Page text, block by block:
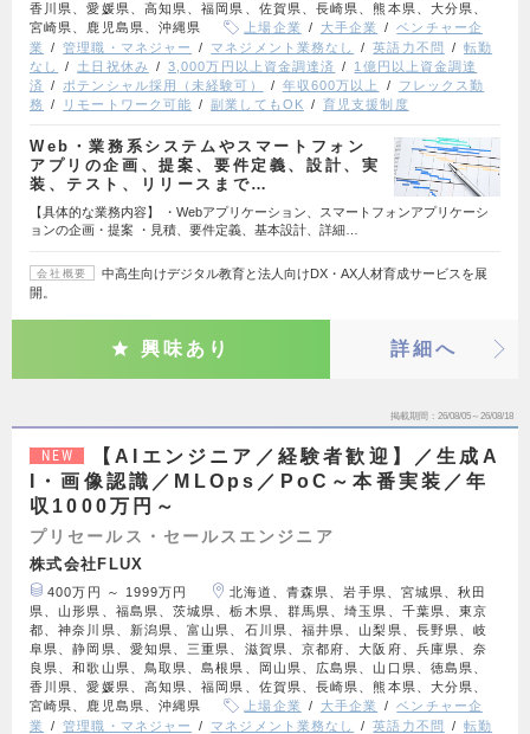
香川県、愛媛県、高知県、福岡県、佐賀県、長崎県、熊本県、大分県、
宮崎県、鹿児島県、沖縄県
上場企業 大手企業
ベンチャー企
業
管理職・マネジャー マネジメント業務なし 英語力不問
転勤
なし
土日祝休み 3,000万円以上資金調達済
1億円以上資金調達
済
ポテンシャル採用（未経験可） 年収600万以上
フレックス勤
務
リモートワーク可能 副業してもOK 育児支援制度
Web・業務系システムやスマートフォン
アプリの企画、提案、要件定義、設計、実
装、テスト、リリースまで…
【具体的な業務内容】 ・Webアプリケーション、スマートフォンアプリケーシ
ョンの企画・提案 ・見積、要件定義、基本設計、詳細…
会社概要
中高生向けデジタル教育と法人向けDX・AX人材育成サービスを展
開。
興味あり 詳細へ
掲載期間 26/08/05～26/08/18
NEW
【AIエンジニア／経験者歓迎】／生成A
I・画像認識／MLOps／PoC～本番実装／年
収1000万円～
プリセールス・セールスエンジニア
株式会社FLUX
400万円 ～ 1999万円
北海道、青森県、岩手県、宮城県、秋田
県、山形県、福島県、茨城県、栃木県、群馬県、埼玉県、千葉県、東京
都、神奈川県、新潟県、富山県、石川県、福井県、山梨県、長野県、岐
阜県、静岡県、愛知県、三重県、滋賀県、京都府、大阪府、兵庫県、奈
良県、和歌山県、鳥取県、島根県、岡山県、広島県、山口県、徳島県、
香川県、愛媛県、高知県、福岡県、佐賀県、長崎県、熊本県、大分県、
宮崎県、鹿児島県、沖縄県
上場企業 大手企業
ベンチャー企
業
管理職・マネジャー マネジメント業務なし 英語力不問
転勤